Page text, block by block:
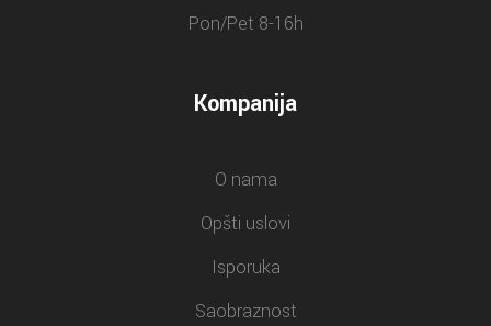
Pon/Pet 8-16h
Kompanija
O nama
Opšti uslovi
Isporuka
Saobraznost